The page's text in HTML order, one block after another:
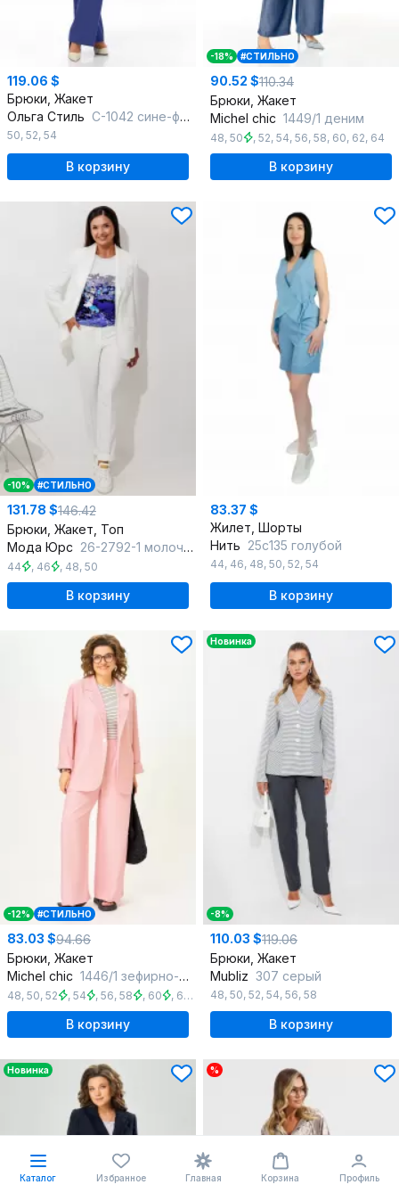
119.06 $
Брюки, Жакет
Ольга Стиль С-1042 сине-фиолетовый
50, 52, 54
В корзину
-18% #СТИЛЬНО
90.52 $110.34
Брюки, Жакет
Michel chic 1449/1 деним
48, 50 , 52, 54, 56, 58, 60, 62, 64
В корзину
-10% #СТИЛЬНО
131.78 $146.42
Брюки, Жакет, Топ
Мода Юрс 26-2792-1 молочный
44 , 46 , 48, 50
В корзину
83.37 $
Жилет, Шорты
Нить 25с135 голубой
44, 46, 48, 50, 52, 54
В корзину
-12% #СТИЛЬНО
83.03 $94.66
Брюки, Жакет
Michel chic 1446/1 зефирно-розовый
48, 50, 52 , 54 , 56, 58 , 60 , 62 64
В корзину
Новинка
-8%
110.03 $119.06
Брюки, Жакет
Mubliz 307 серый
48, 50, 52, 54, 56, 58
В корзину
Новинка %
Каталог Избранное Главная Корзина Профиль